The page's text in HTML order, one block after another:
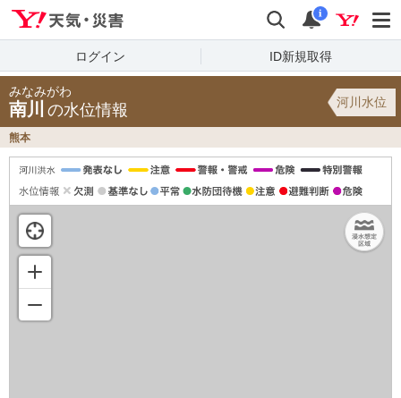
検索 通知
i
ログイン ID新規取得
みなみがわ
南川 の水位情報 河川水位
熊本